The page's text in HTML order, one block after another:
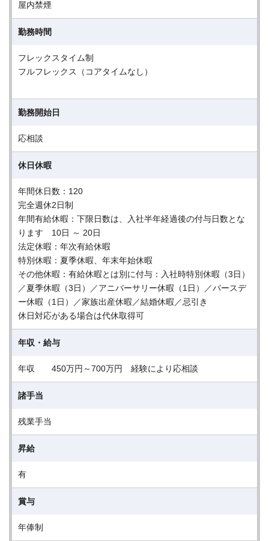
屋内禁煙
勤務時間
フレックスタイム制
フルフレックス（コアタイムなし）
勤務開始日
応相談
休日休暇
年間休日数：120
完全週休2日制
年間有給休暇：下限日数は、入社半年経過後の付与日数とな
ります 10日 ～ 20日
法定休暇：年次有給休暇
特別休暇：夏季休暇、年末年始休暇
その他休暇：有給休暇とは別に付与：入社時特別休暇（3日）
／夏季休暇（3日）／アニバーサリー休暇（1日）／バースデ
ー休暇（1日）／家族出産休暇／結婚休暇／忌引き
休日対応がある場合は代休取得可
年収・給与
年収 450万円～700万円 経験により応相談
諸手当
残業手当
昇給
有
賞与
年俸制